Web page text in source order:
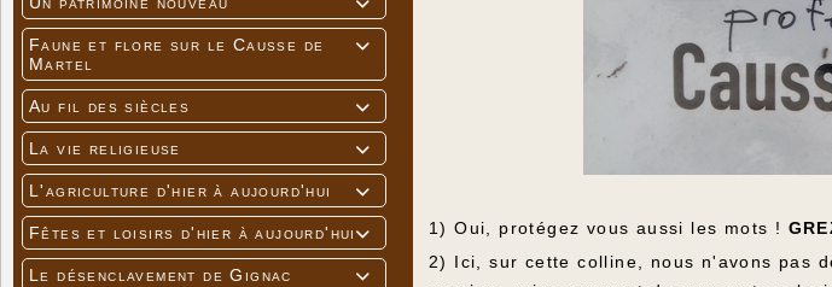


Faune et flore sur le Causse de
Martel

Au fil des siècles

La vie religieuse

L'agriculture d'hier à aujourd'hui

Fêtes et loisirs d'hier à aujourd'hui

Le désenclavement de Gignac
1) Oui, protégez vous aussi les mots !
2) Ici, sur cette colline, nous n'avons pas